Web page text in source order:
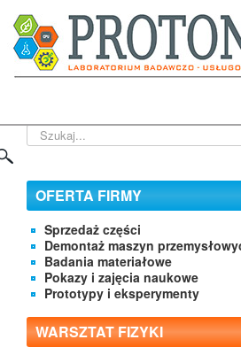
Szukaj...
OFERTA FIRMY
Sprzedaż części
Demontaż maszyn
Badania materiałowe
Pokazy i zajęcia naukowe
Prototypy i eksperymenty
WARSZTAT FIZYKI